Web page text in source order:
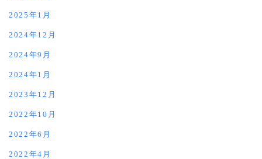
2025年1月
2024年12月
2024年9月
2024年1月
2023年12月
2022年10月
2022年6月
2022年4月